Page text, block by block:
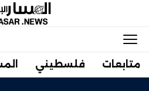
متابعات فلسطيني